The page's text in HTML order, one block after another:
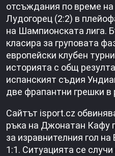
отсъждания по време
Лудогорец (2:2) в
на Шампионската лига.
класира за груповата
европейски клубен
историята с общ
испанският съдия
две фрапантни грешки в
Сайтът isport.cz
ръка на Джонатан Кафу
за изравнителния гол
1:1. Ситуацията се